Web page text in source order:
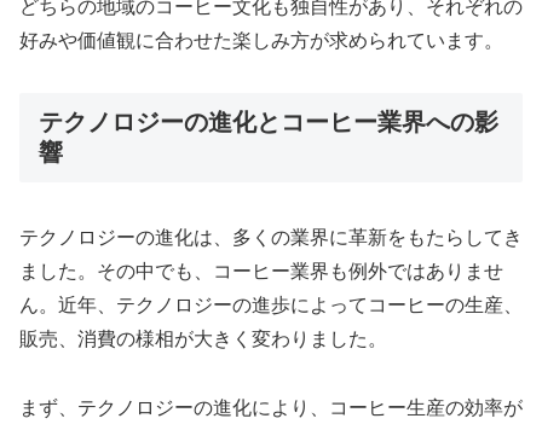
どちらの地域のコーヒー文化も独自性があり、それぞれの
好みや価値観に合わせた楽しみ方が求められています。
テクノロジーの進化とコーヒー業界への影
響
テクノロジーの進化は、多くの業界に革新をもたらしてき
ました。その中でも、コーヒー業界も例外ではありませ
ん。近年、テクノロジーの進歩によってコーヒーの生産、
販売、消費の様相が大きく変わりました。
まず、テクノロジーの進化により、コーヒー生産の効率が